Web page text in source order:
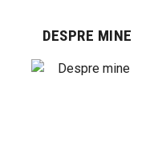
DESPRE MINE